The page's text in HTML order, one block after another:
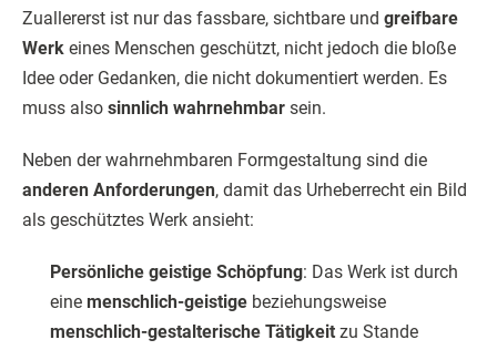
Zuallererst ist nur das fassbare, sichtbare und greifbare
Werk eines Menschen geschützt, nicht jedoch die bloße
Idee oder Gedanken, die nicht dokumentiert werden. Es
muss also sinnlich wahrnehmbar sein.
Neben der wahrnehmbaren Formgestaltung sind die
anderen Anforderungen, damit das Urheberrecht ein Bild
als geschütztes Werk ansieht:
Persönliche geistige Schöpfung: Das Werk ist durch
eine menschlich-geistige beziehungsweise
menschlich-gestalterische Tätigkeit zu Stande